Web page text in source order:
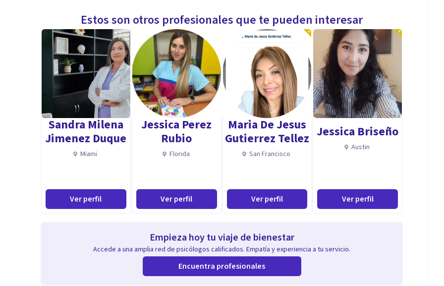
Estos son otros profesionales que te pueden interesar
Sandra Milena
Jimenez Duque
Miami
Ver perfil
Jessica Perez
Rubio
Florida
Ver perfil
Maria De Jesus
Gutierrez Tellez
San Francisco
Ver perfil
Jessica Briseño
Austin
Ver perfil
Empieza hoy tu viaje de bienestar
Accede a una amplia red de psicólogos calificados. Empatía y experiencia a tu servicio.
Encuentra profesionales